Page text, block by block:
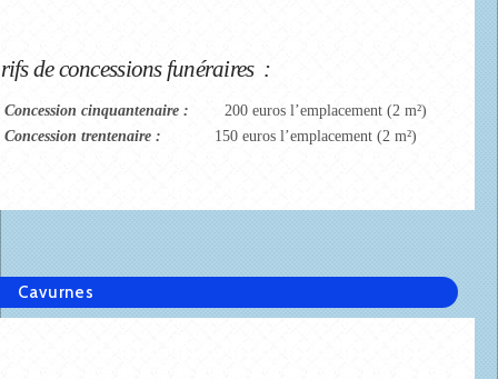
de concessions funéraires :
cinquantenaire : 200 euros l’emplacement (2 m²)
trentenaire : 150 euros l’emplacement (2 m²)
Cavurnes